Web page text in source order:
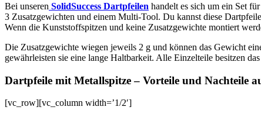
Bei unseren SolidSuccess Dartpfeilen handelt es sich um ein Set
3 Zusatzgewichten und einem Multi-Tool. Du kannst diese
Wenn die Kunststoffspitzen und keine Zusatzgewichte montiert
Die Zusatzgewichte wiegen jeweils 2 g und können das Gewicht
gewährleisten sie eine lange Haltbarkeit. Alle Einzelteile besitzen
Dartpfeile mit Metallspitze – Vorteile und Nachteile
[vc_row][vc_column width=’1/2′]